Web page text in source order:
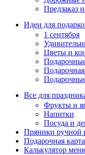
Предзаказ
Идеи для
1 сентября
Цветы и
Все для
Фрукты и
Напитки
Посуда и
Пряники ручной
Подарочная карта
Калькулятор